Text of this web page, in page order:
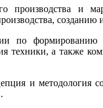
производства
по формированию
техники, а также
и методология